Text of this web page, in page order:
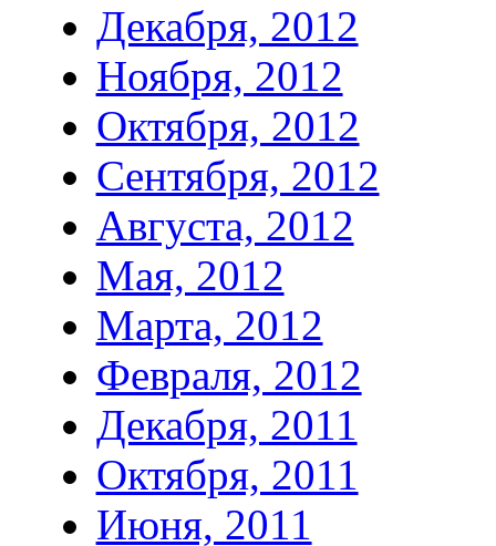
Декабря, 2012
Ноября, 2012
Октября, 2012
Сентября, 2012
Августа, 2012
Мая, 2012
Марта, 2012
Февраля, 2012
Декабря, 2011
Октября, 2011
Июня, 2011